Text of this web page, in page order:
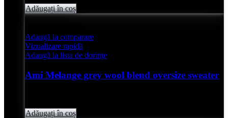
Adăugați în coș
Adaugă la comparare
Vizualizare rapidă
Adaugă la lista de dorințe
Ami Melange grey wool blend oversize sweater
Adăugați în coș